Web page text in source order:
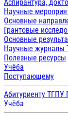
Аспирантура,
Научные
Основные
Грантовые
Основные
Научные журналы
Полезные ресурсы
Учёба
Поступающему
Абитуриенту ТГПУ
Учёба